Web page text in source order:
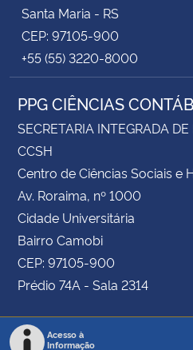
Santa Maria - RS
CEP: 97105-900
+55 (55) 3220-8000
PPG CIÊNCIAS
SECRETARIA INTEGRADA
CCSH
Centro de Ciências Sociais e
Av. Roraima, nº 1000
Cidade Universitária
Bairro Camobi
CEP: 97105-900
Prédio 74A - Sala 2314
Acesso à
Informação